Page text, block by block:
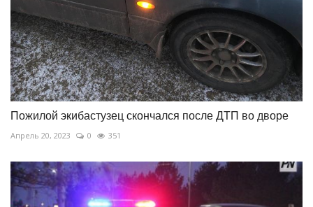
Пожилой экибастузец скончался после ДТП во дворе
Апрель 20, 2023 0 351